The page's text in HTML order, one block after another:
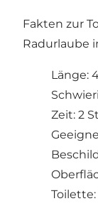
Fakten zur
Radurlaube
Länge:
Zeit: 2